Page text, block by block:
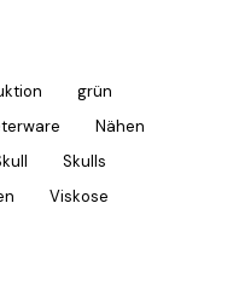
grün
Nähen
Skulls
Viskose